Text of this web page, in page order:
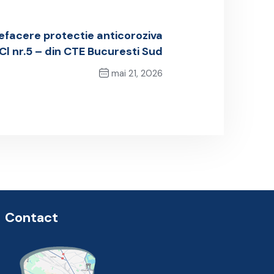
protectie anticoroziva
nr.5 – din CTE Bucuresti Sud
mai 21, 2026
Contact